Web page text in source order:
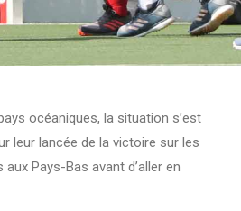
océaniques, la situation s’est
leur lancée de la victoire sur les
Pays-Bas avant d’aller en